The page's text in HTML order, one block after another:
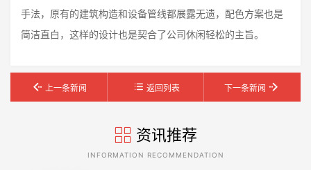
手法，原有的建筑构造和设备管线都展露无遗，配色方案也是
简洁直白，这样的设计也是契合了公司休闲轻松的主旨。
上一条新闻 返回列表 下一条新闻
资讯推荐
INFORMATION RECOMMENDATION